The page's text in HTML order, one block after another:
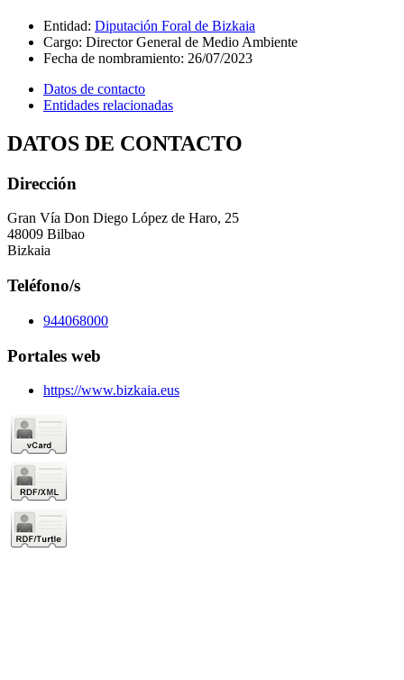
Entidad: Diputación Foral de Bizkaia
Cargo: Director General de Medio Ambiente
Fecha de nombramiento: 26/07/2023
Datos de contacto
Entidades relacionadas
DATOS DE CONTACTO
Dirección
Gran Vía Don Diego López de Haro, 25
48009 Bilbao
Bizkaia
Teléfono/s
944068000
Portales web
https://www.bizkaia.eus